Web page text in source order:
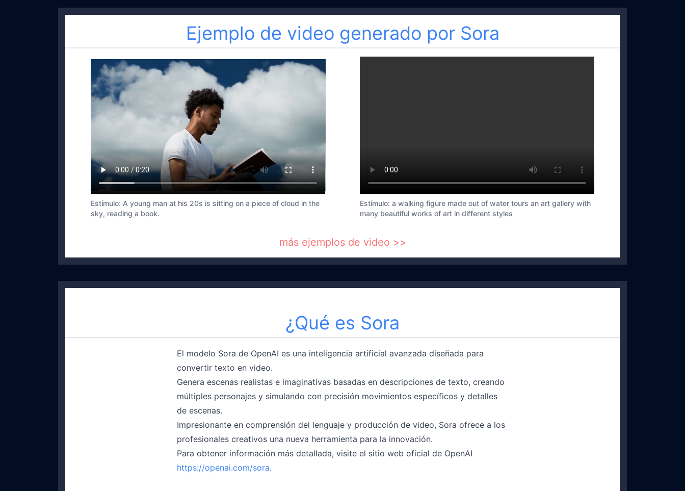
Ejemplo de video generado por Sora
Estímulo: A young man at his 20s is sitting on a piece of cloud in the
sky, reading a book.
Estímulo: a walking figure made out of water tours an art gallery with
many beautiful works of art in different styles
más ejemplos de video >>
¿Qué es Sora
El modelo Sora de OpenAI es una inteligencia artificial avanzada diseñada para
convertir texto en video.
Genera escenas realistas e imaginativas basadas en descripciones de texto, creando
múltiples personajes y simulando con precisión movimientos específicos y detalles
de escenas.
Impresionante en comprensión del lenguaje y producción de video, Sora ofrece a los
profesionales creativos una nueva herramienta para la innovación.
Para obtener información más detallada, visite el sitio web oficial de OpenAI
https://openai.com/sora.